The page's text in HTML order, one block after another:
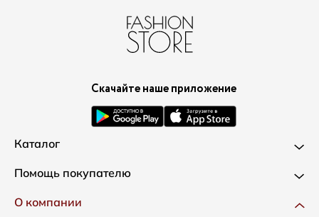
Скачайте наше приложение
Каталог
Новинки
Одежда
Помощь покупателю
Доставка и оплата
О компании